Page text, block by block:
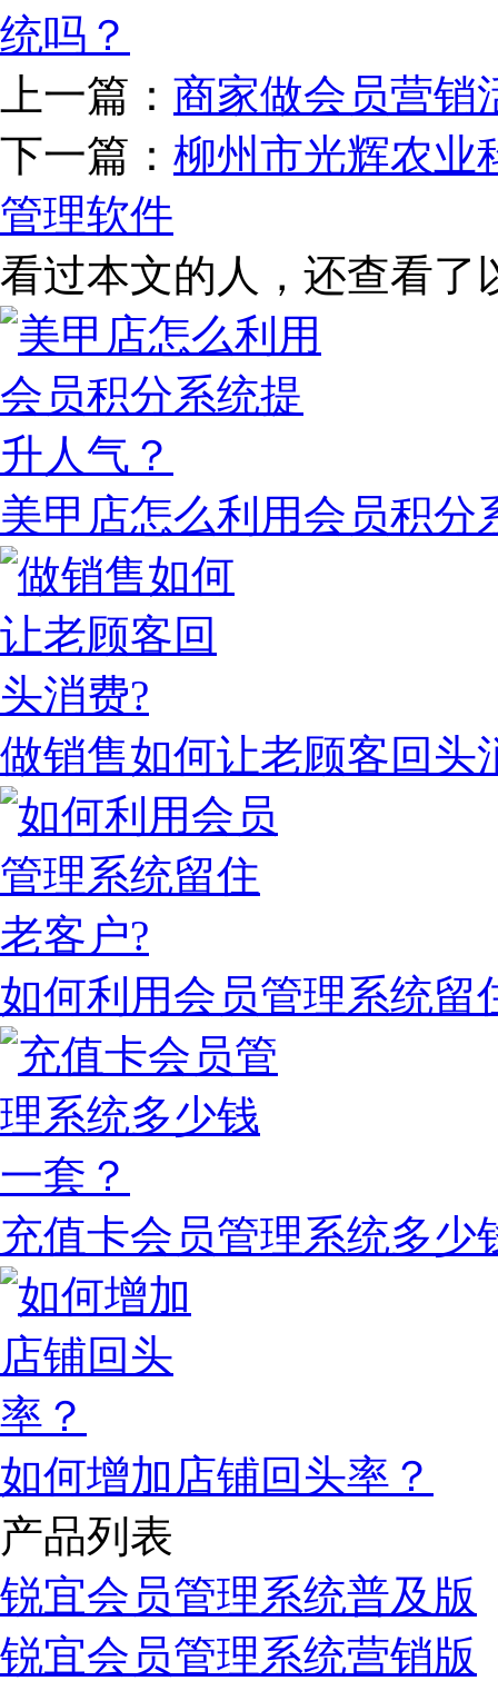
统吗？
上一篇： 商家做会员营销
下一篇： 柳州市光辉农业
管理软件
看过本文的人，还查看了
美甲店怎么利用会员积分
做销售如何让老顾客回头
如何利用会员管理系统留
充值卡会员管理系统多少
如何增加店铺回头率？
产品列表
锐宜会员管理系统普及版
锐宜会员管理系统营销版